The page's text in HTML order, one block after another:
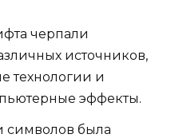
черпали
источников,
технологии и
эффекты.
символов была